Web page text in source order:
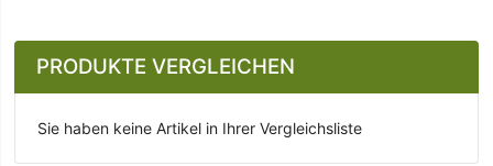
PRODUKTE VERGLEICHEN
Sie haben keine Artikel in Ihrer Vergleichsliste